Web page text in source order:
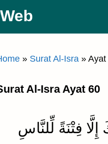
» Surat Al-Isra » Ayat
Al-Isra Ayat 60
فِتْنَةً لِّلنَّاسِ